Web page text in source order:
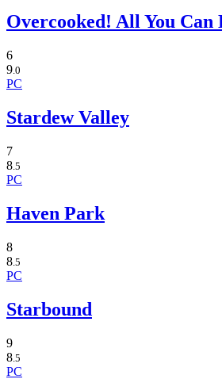
Overcooked! All You Can
6
9.0
PC
Stardew Valley
7
8.5
PC
Haven Park
8
8.5
PC
Starbound
9
8 .5
PC